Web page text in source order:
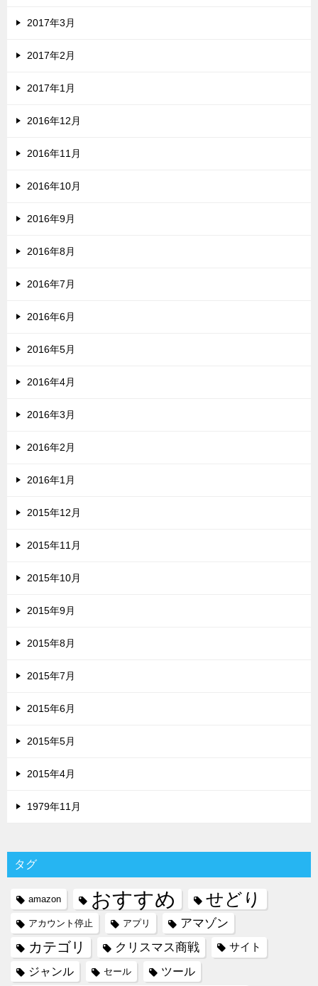
2017年3月
2017年2月
2017年1月
2016年12月
2016年11月
2016年10月
2016年9月
2016年8月
2016年7月
2016年6月
2016年5月
2016年4月
2016年3月
2016年2月
2016年1月
2015年12月
2015年11月
2015年10月
2015年9月
2015年8月
2015年7月
2015年6月
2015年5月
2015年4月
1979年11月
タグ
amazon おすすめ せどり
アカウント停止 アプリ アマゾン
カテゴリ クリスマス商戦 サイト
ジャンル セール ツール